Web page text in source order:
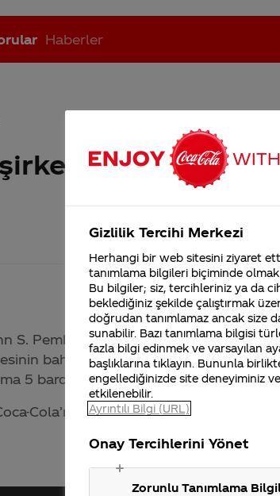
Haberler
mı Yani ... Coca-Cola'nın Filistin'de fabr...
şirket nasıl
S. Pemberton tarafından üretildi.
bahçesinde bardağı 5 cent’ten
5 bardaktı.
Cola’nın tarihinde kısa bir yolculuk
Gizlilik Tercihi Merkezi
Herhangi bir web sitesini ziyaret
tanımlama bilgileri biçiminde
Bu bilgiler; siz, tercihleriniz ya da
beklediğiniz şekilde çalıştırmak
doğrudan tanımlamaz ancak size
sunabilir. Bazı tanımlama bilgisi
fazla bilgi edinmek ve varsayılan
başlıklarına tıklayın. Bununla
engellediğinizde site deneyiminiz
etkilenebilir.
Ayrıntılı Bilgi (URL)
Onay Tercihlerini Yönet
Zorunlu Tanımlama